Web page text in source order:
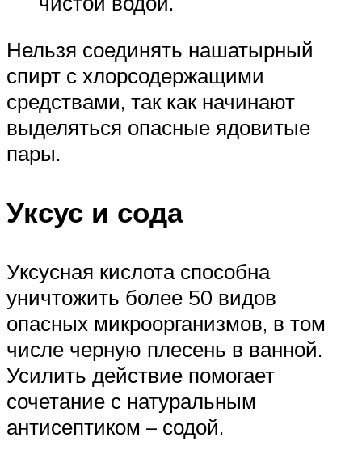
Нельзя соединять нашатырный
спирт с хлорсодержащими
средствами, так как начинают
выделяться опасные ядовитые
пары.
Уксус и сода
Уксусная кислота способна
уничтожить более 50 видов
опасных микроорганизмов, в том
числе черную плесень в ванной.
Усилить действие помогает
сочетание с натуральным
антисептиком – содой.